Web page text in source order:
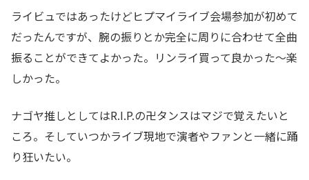
ライビュではあったけどヒプマイライブ会場参加が初めて
だったんですが、腕の振りとか完全に周りに合わせて全曲
振ることができてよかった。リンライ買って良かった〜楽
しかった。
ナゴヤ推しとしてはR.I.P.の卍タンスはマジで覚えたいと
ころ。そしていつかライブ現地で演者やファンと一緒に踊
り狂いたい。